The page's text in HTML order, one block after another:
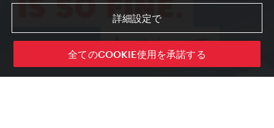
詳細設定で
全てのCOOKIE使用を承諾する